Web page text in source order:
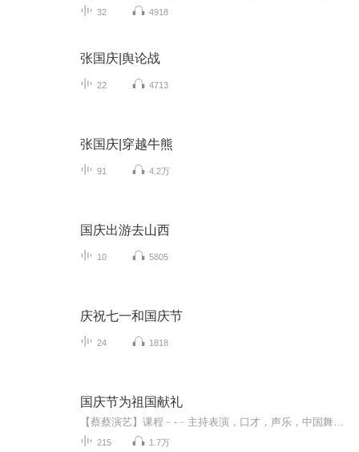
32 4918
张国庆|舆论战
22 4713
张国庆|穿越牛熊
91 4.2万
国庆出游去山西
10 5805
庆祝七一和国庆节
24 1818
国庆节为祖国献礼
215 1.7万